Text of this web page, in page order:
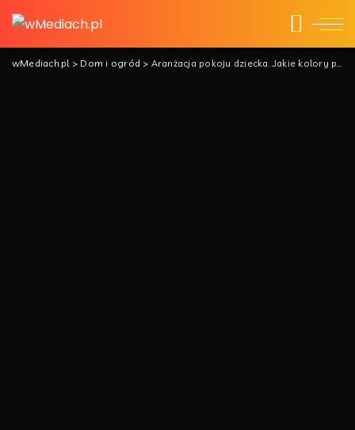
wMediach.pl> Dom i ogród > Aranżacja pokoju dziecka. Jakie kolory pozytywnie wpływają na dziecko?